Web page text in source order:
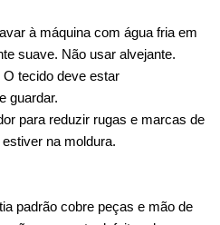
à máquina com água fria em
suave. Não usar alvejante.
tecido deve estar
guardar.
para reduzir rugas e marcas de
na moldura.
padrão cobre peças e mão de